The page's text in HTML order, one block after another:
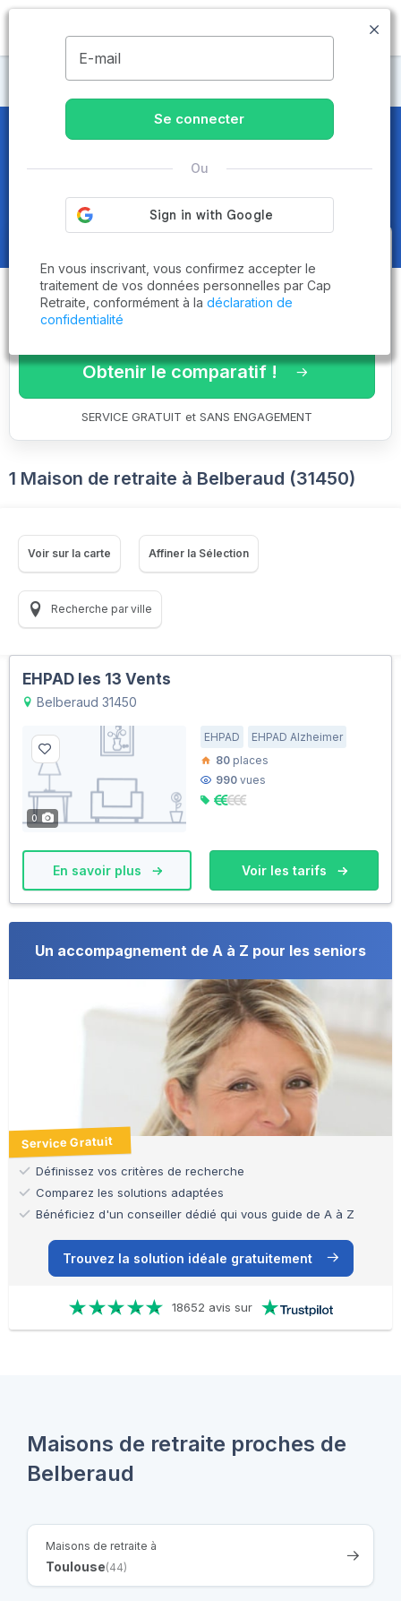
MENU
Maisons de retraite Haute-Garonne
Maisons de retraite et EHPAD
Belberaud (31450)
Obtenez le
comparatif des
établissementsadaptés à vos
critères en 3 minutes !
Obtenir le comparatif !
SERVICE GRATUIT et SANS ENGAGEMENT
1 Maison de retraite à Belberaud (31450)
Voir sur la carte Affiner la Sélection
Recherche par ville
EHPAD les 13 Vents
Belberaud 31450
0
EHPAD
EHPAD Alzheimer
80 places
990 vues
En savoir plus Voir les tarifs
Un accompagnement de A à Z pour les seniors
Service Gratuit
Définissez vos critères de recherche
Comparez les solutions adaptées
Bénéficiez d'un conseiller dédié qui vous guide de A à Z
Trouvez la solution idéale gratuitement
18652 avis sur
Maisons de retraite proches de
Belberaud
Maisons de retraite à
Toulouse(44)
E-mail
Se connecter
Ou
En vous inscrivant, vous confirmez accepter le
traitement de vos données personnelles par Cap
Retraite, conformément à la déclaration de
confidentialité